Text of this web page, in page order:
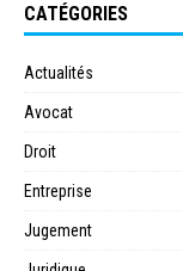
CATÉGORIES
Actualités
Avocat
Droit
Entreprise
Jugement